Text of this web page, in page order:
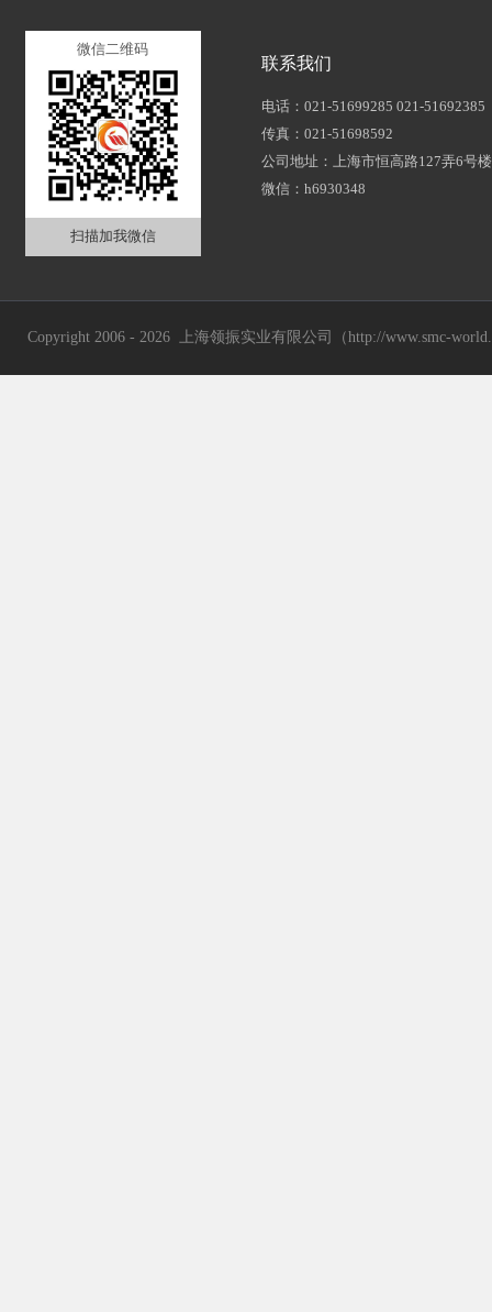
微信二维码
扫描加我微信
联系我们
电话：021-51699285 021-51692385
传真：021-51698592
公司地址：上海市恒高路127弄6号
微信：h6930348
Copyright 2006 - 2026 上海领振实业有限公司（http://www.smc-